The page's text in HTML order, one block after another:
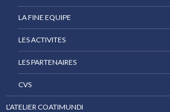
LA FINE EQUIPE
LES ACTIVITES
LES PARTENAIRES
CVS
L’ATELIER COATIMUNDI